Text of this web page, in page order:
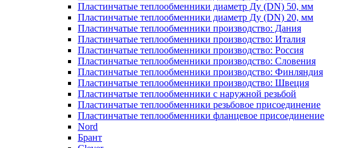
Пластинчатые теплообменники диаметр Ду (DN) 50, мм
Пластинчатые теплообменники диаметр Ду (DN) 20, мм
Пластинчатые теплообменники производство: Дания
Пластинчатые теплообменники производство: Италия
Пластинчатые теплообменники производство: Россия
Пластинчатые теплообменники производство: Словения
Пластинчатые теплообменники производство: Финляндия
Пластинчатые теплообменники производство: Швеция
Пластинчатые теплообменники с наружной резьбой
Пластинчатые теплообменники резьбовое присоединение
Пластинчатые теплообменники фланцевое присоединение
Nord
Брант